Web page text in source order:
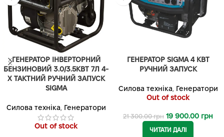
ГЕНЕРАТОР ІНВЕРТОРНИЙ
БЕНЗИНОВИЙ 3.0/3.5КВТ 7Л 4-
Х ТАКТНИЙ РУЧНИЙ ЗАПУСК
SIGMA
Силова техніка, Генератори
Out of stock
ГЕНЕРАТОР SIGMA 4 КВТ
РУЧНИЙ ЗАПУСК
Силова техніка, Генератори
Out of stock
21 300.00грн 19 900.00 грн
ЧИТАТИ ДАЛІ